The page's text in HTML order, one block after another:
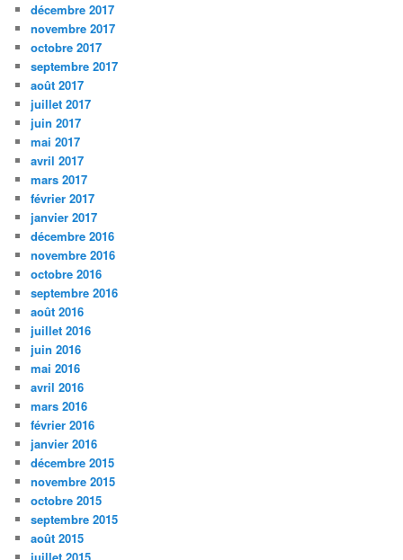
décembre 2017
novembre 2017
octobre 2017
septembre 2017
août 2017
juillet 2017
juin 2017
mai 2017
avril 2017
mars 2017
février 2017
janvier 2017
décembre 2016
novembre 2016
octobre 2016
septembre 2016
août 2016
juillet 2016
juin 2016
mai 2016
avril 2016
mars 2016
février 2016
janvier 2016
décembre 2015
novembre 2015
octobre 2015
septembre 2015
août 2015